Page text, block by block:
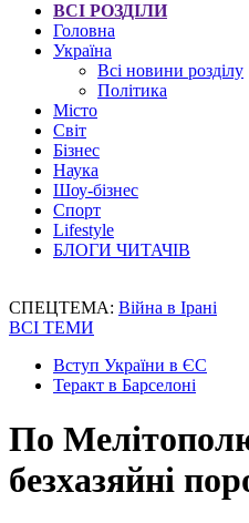
ВСІ РОЗДІЛИ
Головна
Україна
Всі новини розділу
Політика
Місто
Світ
Бізнес
Наука
Шоу-бізнес
Спорт
Lifestyle
БЛОГИ ЧИТАЧІВ
СПЕЦТЕМА: Війна в Ірані
ВСІ ТЕМИ
Вступ України в ЄС
Теракт в Барселоні
По
безхазяйні